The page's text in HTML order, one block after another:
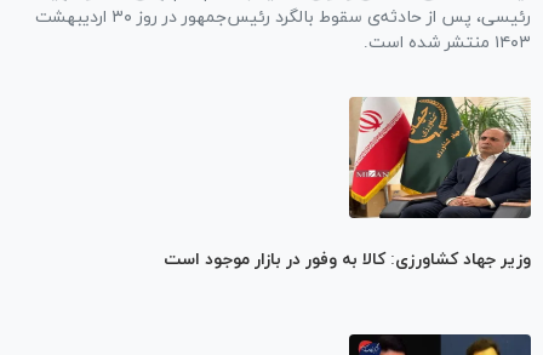
رئیسی، پس از حادثه‌ی سقوط بالگرد رئیس‌جمهور در روز ۳۰ اردیبهشت
۱۴۰۳ منتشر شده است.
وزیر جهاد کشاورزی: کالا به وفور در بازار موجود است